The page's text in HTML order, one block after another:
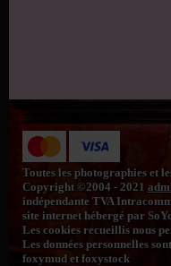
Toutes les photographies et
Copyright ©2004 - 2021
indépendante TVA
site internet hébergé par
Les cookies recueillis nous
Les données personnelles
foxymud et foxystock